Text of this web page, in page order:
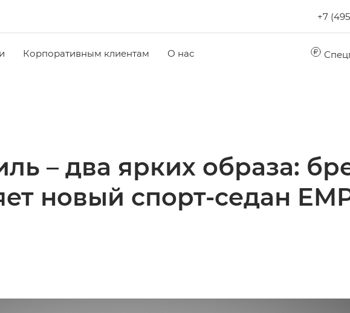
+7
Корпоративным клиентам О нас
– два ярких образа:
новый спорт-седан